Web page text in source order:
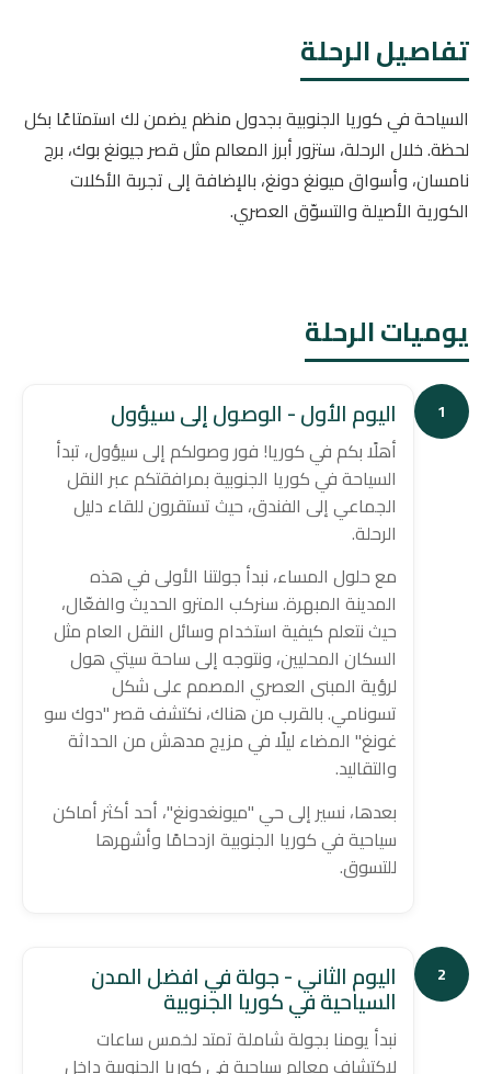
تفاصيل الرحلة
السياحة في كوريا الجنوبية بجدول منظم يضمن لك استمتاعًا بكل
لحظة. خلال الرحلة، ستزور أبرز المعالم مثل قصر جيونغ بوك، برج
نامسان، وأسواق ميونغ دونغ، بالإضافة إلى تجربة الأكلات
الكورية الأصيلة والتسوّق العصري.
يوميات الرحلة
1 اليوم الأول - الوصول إلى سيؤول
أهلًا بكم في كوريا! فور وصولكم إلى سيؤول، تبدأ
السياحة في كوريا الجنوبية بمرافقتكم عبر النقل
الجماعي إلى الفندق، حيث تستقرون للقاء دليل
الرحلة.
مع حلول المساء، نبدأ جولتنا الأولى في هذه
المدينة المبهرة. سنركب المترو الحديث والفعّال،
حيث نتعلم كيفية استخدام وسائل النقل العام مثل
السكان المحليين، ونتوجه إلى ساحة سيتي هول
لرؤية المبنى العصري المصمم على شكل
تسونامي. بالقرب من هناك، نكتشف قصر "دوك سو
غونغ" المضاء ليلًا في مزيج مدهش من الحداثة
والتقاليد.
بعدها، نسير إلى حي "ميونغدونغ"، أحد أكثر أماكن
سياحية في كوريا الجنوبية ازدحامًا وأشهرها
للتسوق.
2 اليوم الثاني - جولة في افضل المدن
السياحية في كوريا الجنوبية
نبدأ يومنا بجولة شاملة تمتد لخمس ساعات
لاكتشاف معالم سياحية في كوريا الجنوبية داخل